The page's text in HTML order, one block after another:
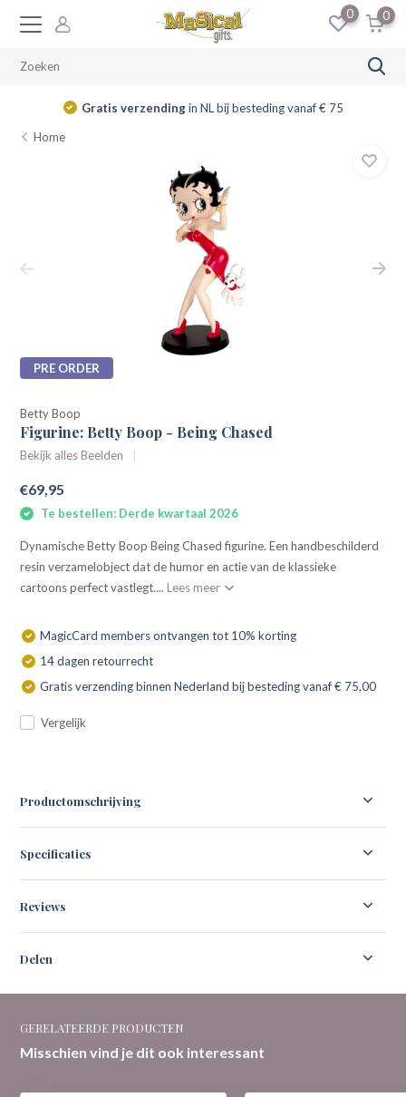
0 0
Gratis verzendingin NL bij besteding vanaf € 75
Home
PRE ORDER
Betty Boop
Figurine: Betty Boop - Being Chased
Bekijk alles Beelden
€69,95
Te bestellen: Derde kwartaal 2026
Dynamische Betty Boop Being Chased figurine. Een handbeschilderd
resin verzamelobject dat de humor en actie van de klassieke
cartoons perfect vastlegt.... Lees meer
MagicCard members ontvangen tot 10% korting
14 dagen retourrecht
Gratis verzending binnen Nederland bij besteding vanaf € 75,00
Vergelijk
Productomschrijving
Specificaties
Reviews
Delen
GERELATEERDE PRODUCTEN
Misschien vind je dit ook interessant